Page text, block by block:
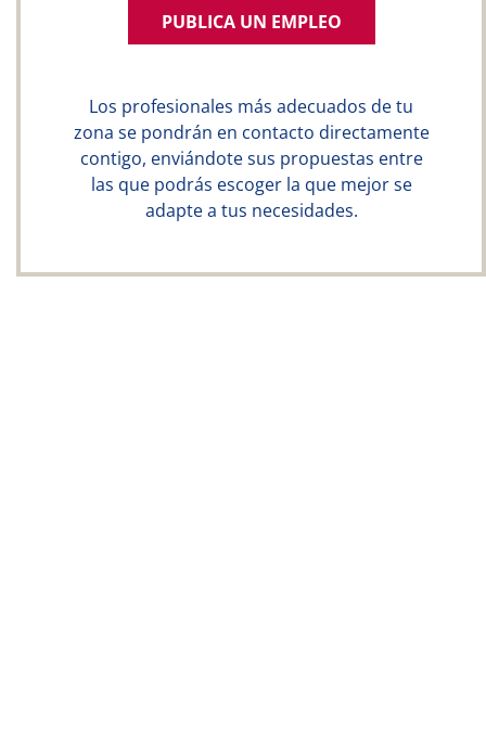
PUBLICA UN EMPLEO
Los profesionales más adecuados de tu
zona se pondrán en contacto directamente
contigo, enviándote sus propuestas entre
las que podrás escoger la que mejor se
adapte a tus necesidades.